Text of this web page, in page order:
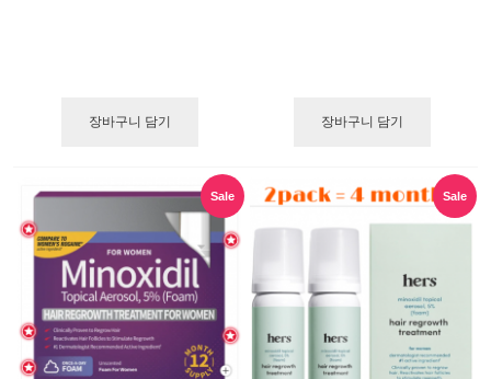
장바구니 담기 장바구니 담기
Sale Sale